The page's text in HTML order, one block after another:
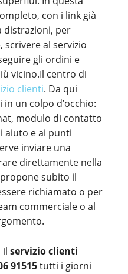
con i link già
distrazioni, per
al servizio
gli ordini e
vicino.Il centro di
clienti. Da qui
un colpo d’occhio:
modulo di contatto
aiuto e ai punti
inviare una
direttamente nella
subito il
richiamato o per
commerciale o al
il servizio clienti
91515tutti i giorni